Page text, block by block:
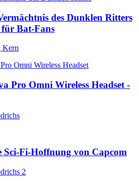
des Dunklen Ritters
Bat-Fans
Kern
Pro Omni Wireless Headset -
Sci-Fi-Hoffnung von Capcom
2